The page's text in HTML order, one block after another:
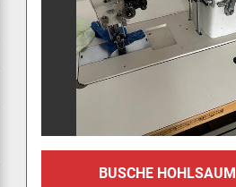
BUSCHE HOHLSAUM